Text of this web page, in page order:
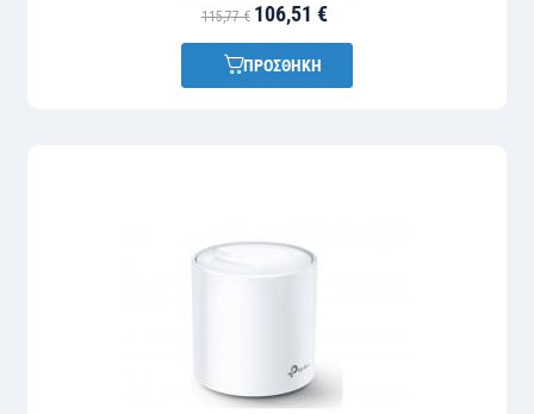
115,77 € 106,51 €
ΠΡΟΣΘΗΚΗ